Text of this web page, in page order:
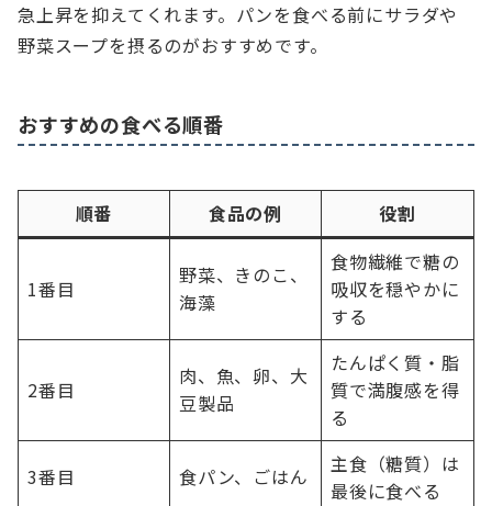
急上昇を抑えてくれます。パンを食べる前にサラダや
野菜スープを摂るのがおすすめです。
おすすめの食べる順番
順番 食品の例 役割
1番目
野菜、きのこ、
海藻
食物繊維で糖の
吸収を穏やかに
する
2番目
肉、魚、卵、大
豆製品
たんぱく質・脂
質で満腹感を得
る
3番目 食パン、ごはん
主食（糖質）は
最後に食べる